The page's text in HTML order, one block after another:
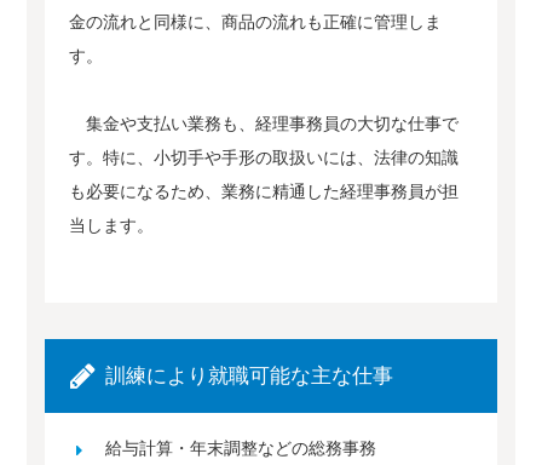
金の流れと同様に、商品の流れも正確に管理しま
す。
集金や支払い業務も、経理事務員の大切な仕事で
す。特に、小切手や手形の取扱いには、法律の知識
も必要になるため、業務に精通した経理事務員が担
当します。
訓練により就職可能な主な仕事
給与計算・年末調整などの総務事務